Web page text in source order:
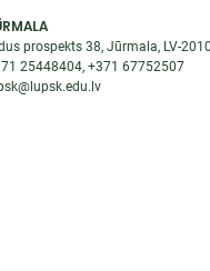
prospekts 38, Jūrmala, LV-
25448404, +371 67752507